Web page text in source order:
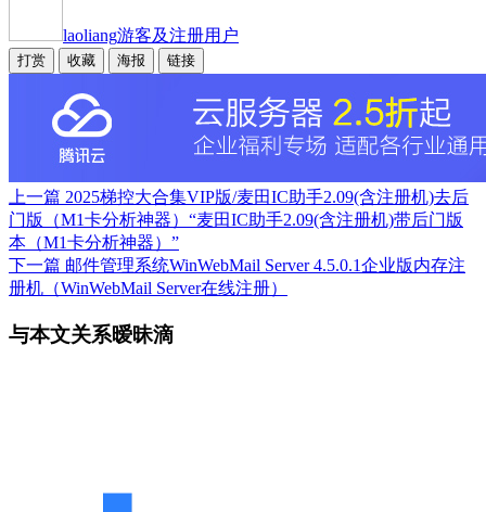
laoliang游客及注册用户
打赏 收藏 海报 链接
上一篇 2025梯控大合集VIP版/麦田IC助手2.09(含注册机)去后
门版（M1卡分析神器）“麦田IC助手2.09(含注册机)带后门版
本（M1卡分析神器）”
下一篇 邮件管理系统WinWebMail Server 4.5.0.1企业版内存注
册机（WinWebMail Server在线注册）
与本文关系暧昧滴